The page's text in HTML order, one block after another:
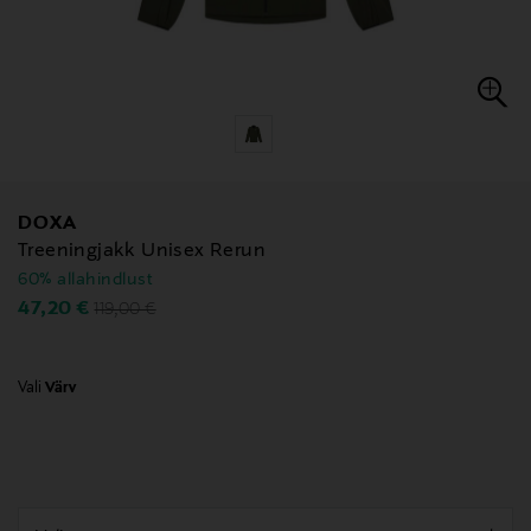
DOXA
Treeningjakk Unisex Rerun
60% allahindlust
Discounted Price
47,20 € Original Price
119,00 €
Vali Värv